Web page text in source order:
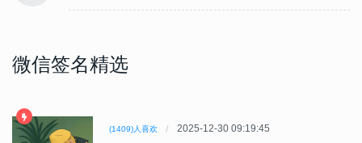
微信签名精选
(1409)人喜欢 2025-12-30 09:19:45